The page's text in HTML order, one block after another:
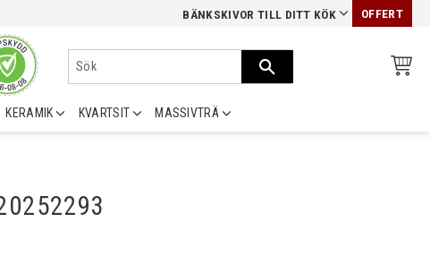
BÄNKSKIVOR TILL DITT KÖK OFFERT
KERAMIK KVARTSIT MASSIVTRÄ